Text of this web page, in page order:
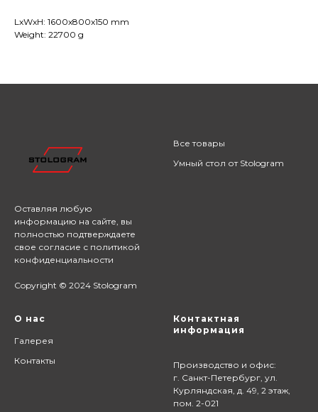
LxWxH: 1600x800x150 mm
Weight: 22700 g
Оставляя любую
информацию на сайте, вы
полностью подтверждаете
свое согласие с политикой
конфиденциальности
Copyright © 2024 Stologram
Все товары
Умный стол от Stologram
О нас
Галерея
Контакты
Контактная
информация
Производство и офис:
г. Санкт-Петербург, ул.
Курляндская, д. 49, 2 этаж,
пом. 2-021